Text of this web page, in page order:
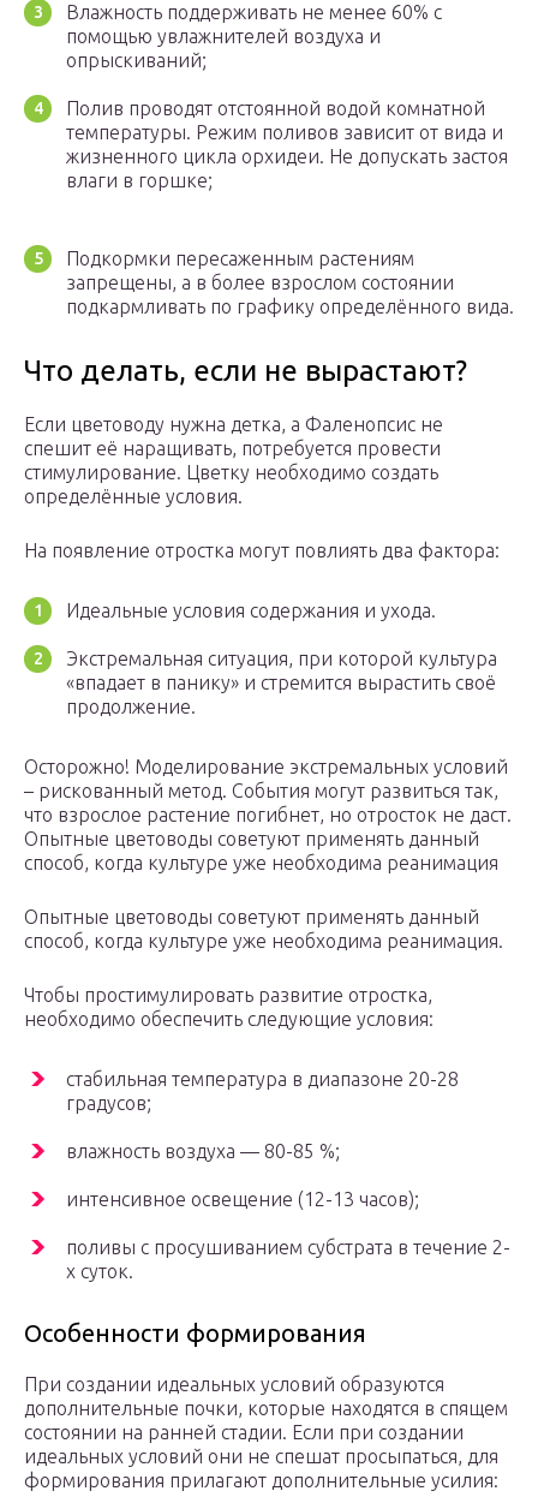
Влажность поддерживать не менее 60% с
помощью увлажнителей воздуха и
опрыскиваний;
Полив проводят отстоянной водой комнатной
температуры. Режим поливов зависит от вида и
жизненного цикла орхидеи. Не допускать застоя
влаги в горшке;
Подкормки пересаженным растениям
запрещены, а в более взрослом состоянии
подкармливать по графику определённого вида.
Что делать, если не вырастают?
Если цветоводу нужна детка, а Фаленопсис не
спешит её наращивать, потребуется провести
стимулирование. Цветку необходимо создать
определённые условия.
На появление отростка могут повлиять два фактора:
Идеальные условия содержания и ухода.
Экстремальная ситуация, при которой культура
«впадает в панику» и стремится вырастить своё
продолжение.
Осторожно! Моделирование экстремальных условий
– рискованный метод. События могут развиться так,
что взрослое растение погибнет, но отросток не даст.
Опытные цветоводы советуют применять данный
способ, когда культуре уже необходима реанимация
Опытные цветоводы советуют применять данный
способ, когда культуре уже необходима реанимация.
Чтобы простимулировать развитие отростка,
необходимо обеспечить следующие условия:
стабильная температура в диапазоне 20-28
градусов;
влажность воздуха — 80-85 %;
интенсивное освещение (12-13 часов);
поливы с просушиванием субстрата в течение 2-
х суток.
Особенности формирования
При создании идеальных условий образуются
дополнительные почки, которые находятся в спящем
состоянии на ранней стадии. Если при создании
идеальных условий они не спешат просыпаться, для
формирования прилагают дополнительные усилия: